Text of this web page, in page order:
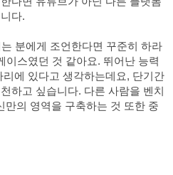
다.
분에게 조언한다면 꾸준히 하라
이스였던 것 같아요. 뛰어난 능력
에 있다고 생각하는데요, 단기간
하고 싶습니다. 다른 사람을 벤치
만의 영역을 구축하는 것 또한 중